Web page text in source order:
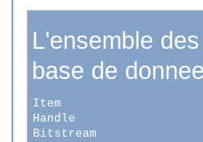
L'ensemble
base de
Item
Handle
Bitstream